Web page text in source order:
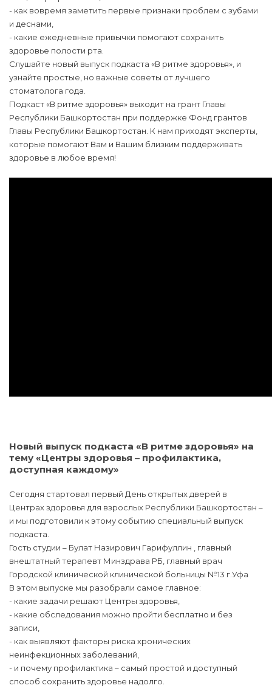
- как вовремя заметить первые признаки проблем с зубами
и деснами,
- какие ежедневные привычки помогают сохранить
здоровье полости рта.
Слушайте новый выпуск подкаста «В ритме здоровья», и
узнайте простые, но важные советы от лучшего
стоматолога года.
Подкаст «В ритме здоровья» выходит на грант Главы
Республики Башкортостан при поддержке Фонд грантов
Главы Республики Башкортостан. К нам приходят эксперты,
которые помогают Вам и Вашим близким поддерживать
здоровье в любое время!
Новый выпуск подкаста «В ритме здоровья» на
тему «Центры здоровья – профилактика,
доступная каждому»
Сегодня стартовал первый День открытых дверей в
Центрах здоровья для взрослых Республики Башкортостан –
и мы подготовили к этому событию специальный выпуск
подкаста.
Гость студии – Булат Назирович Гарифуллин , главный
внештатный терапевт Минздрава РБ, главный врач
Городской клинической клинической больницы №13 г.Уфа
В этом выпуске мы разобрали самое главное:
- какие задачи решают Центры здоровья,
- какие обследования можно пройти бесплатно и без
записи,
- как выявляют факторы риска хронических
неинфекционных заболеваний,
- и почему профилактика – самый простой и доступный
способ сохранить здоровье надолго.